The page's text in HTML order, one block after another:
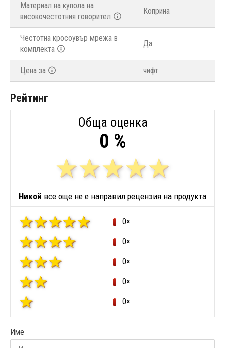
Материал на купола на
високочестотния говорител
Коприна
Честотна кросоувър мрежа в
комплекта
Да
Цена за чифт
Рейтинг
Обща оценка
0 %
Никой все още не е направил рецензия на продукта
0×
0×
0×
0×
0×
Име